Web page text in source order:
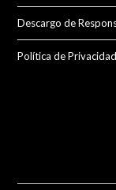
Descargo de
Política de Privacidad